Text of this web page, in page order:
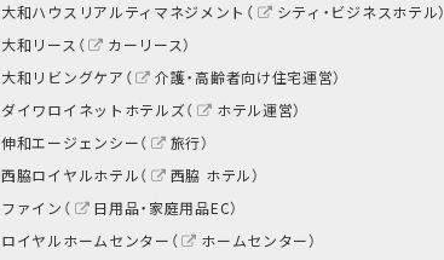
大和ハウスリアルティマネジメント（
シティ・ビジネスホテル）
大和リース（
カーリース）
大和リビングケア（
介護・高齢者向け住宅運営）
ダイワロイネットホテルズ（
ホテル運営）
伸和エージェンシー（
旅行）
西脇ロイヤルホテル（
西脇 ホテル）
ファイン（
日用品・家庭用品EC）
ロイヤルホームセンター（
ホームセンター）